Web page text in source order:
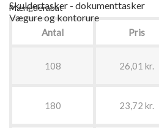
Skuldertasker - dokumenttasker
Vægure og kontorure
Mængderabat
Antal Pris
108 26,01 kr.
180 23,72 kr.